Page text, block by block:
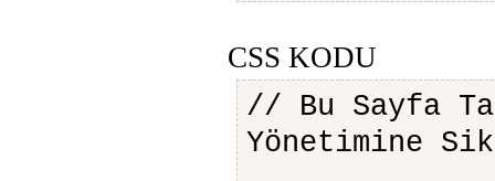
CSS KODU
// Bu Sayfa
Yönetimine